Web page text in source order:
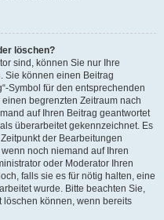
löschen?
sind, können Sie nur Ihre
Sie können einen Beitrag
Symbol für den entsprechenden
begrenzten Zeitraum nach
auf Ihren Beitrag geantwortet
überarbeitet gekennzeichnet. Es
der Bearbeitungen
noch niemand auf Ihren
oder Moderator Ihren
falls sie es für nötig halten, eine
wurde. Bitte beachten Sie,
können, wenn bereits